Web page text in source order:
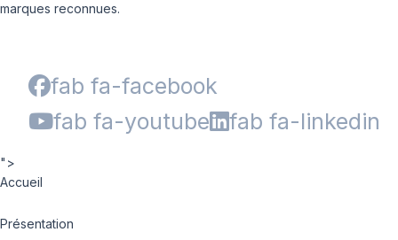
marques reconnues.
fab fa-facebook
fab fa-youtube
fab fa-linkedin
">
Accueil
Présentation